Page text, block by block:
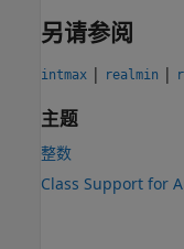
另请参阅
intmax | realmin |
主题
整数
Class Support for